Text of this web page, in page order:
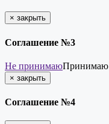
× закрыть
Соглашение №3
Не принимаюПринимаю
× закрыть
Соглашение №4